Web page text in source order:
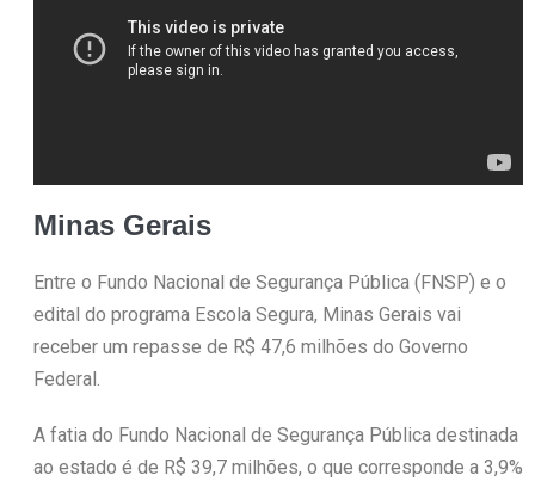
Minas Gerais
Entre o Fundo Nacional de Segurança Pública (FNSP) e o
edital do programa Escola Segura, Minas Gerais vai
receber um repasse de R$ 47,6 milhões do Governo
Federal.
A fatia do Fundo Nacional de Segurança Pública destinada
ao estado é de R$ 39,7 milhões, o que corresponde a 3,9%